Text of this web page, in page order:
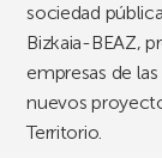
sociedad
Bizkaia-BEAZ,
empresas de
nuevos
Territorio.